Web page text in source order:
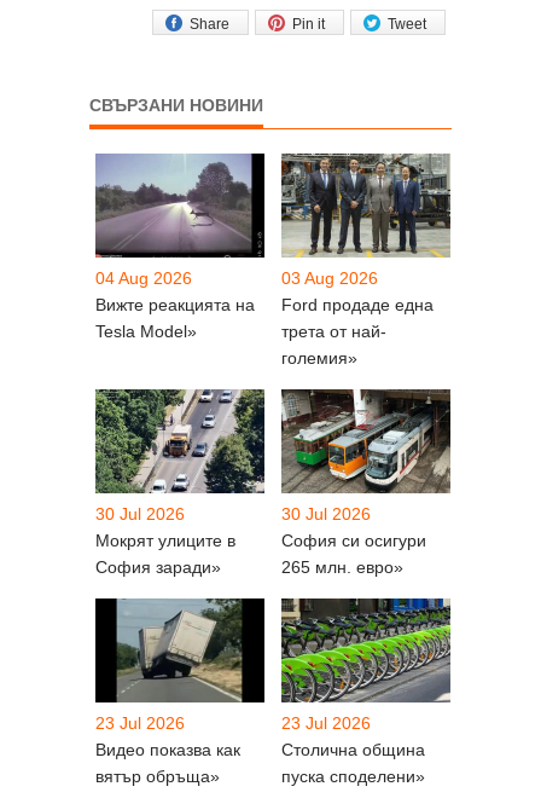
Tweet
Pin it
Share
СВЪРЗАНИ НОВИНИ
04 Aug 2026
Вижте реакцията на
Tesla Model»
03 Aug 2026
Ford продаде една
трета от най-
големия»
30 Jul 2026
Мокрят улиците в
София заради»
30 Jul 2026
София си осигури
265 млн. евро»
23 Jul 2026
Видео показва как
вятър обръща»
23 Jul 2026
Столична община
пуска споделени»